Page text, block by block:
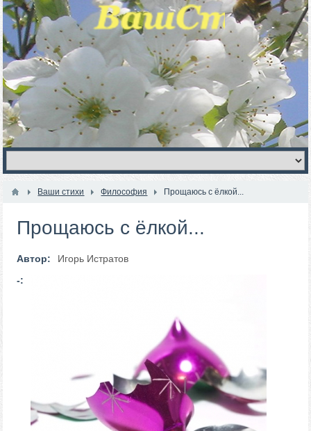
Ваши стихи Философия Прощаюсь с ёлкой...
Прощаюсь с ёлкой...
Автор:
Игорь Истратов
-: